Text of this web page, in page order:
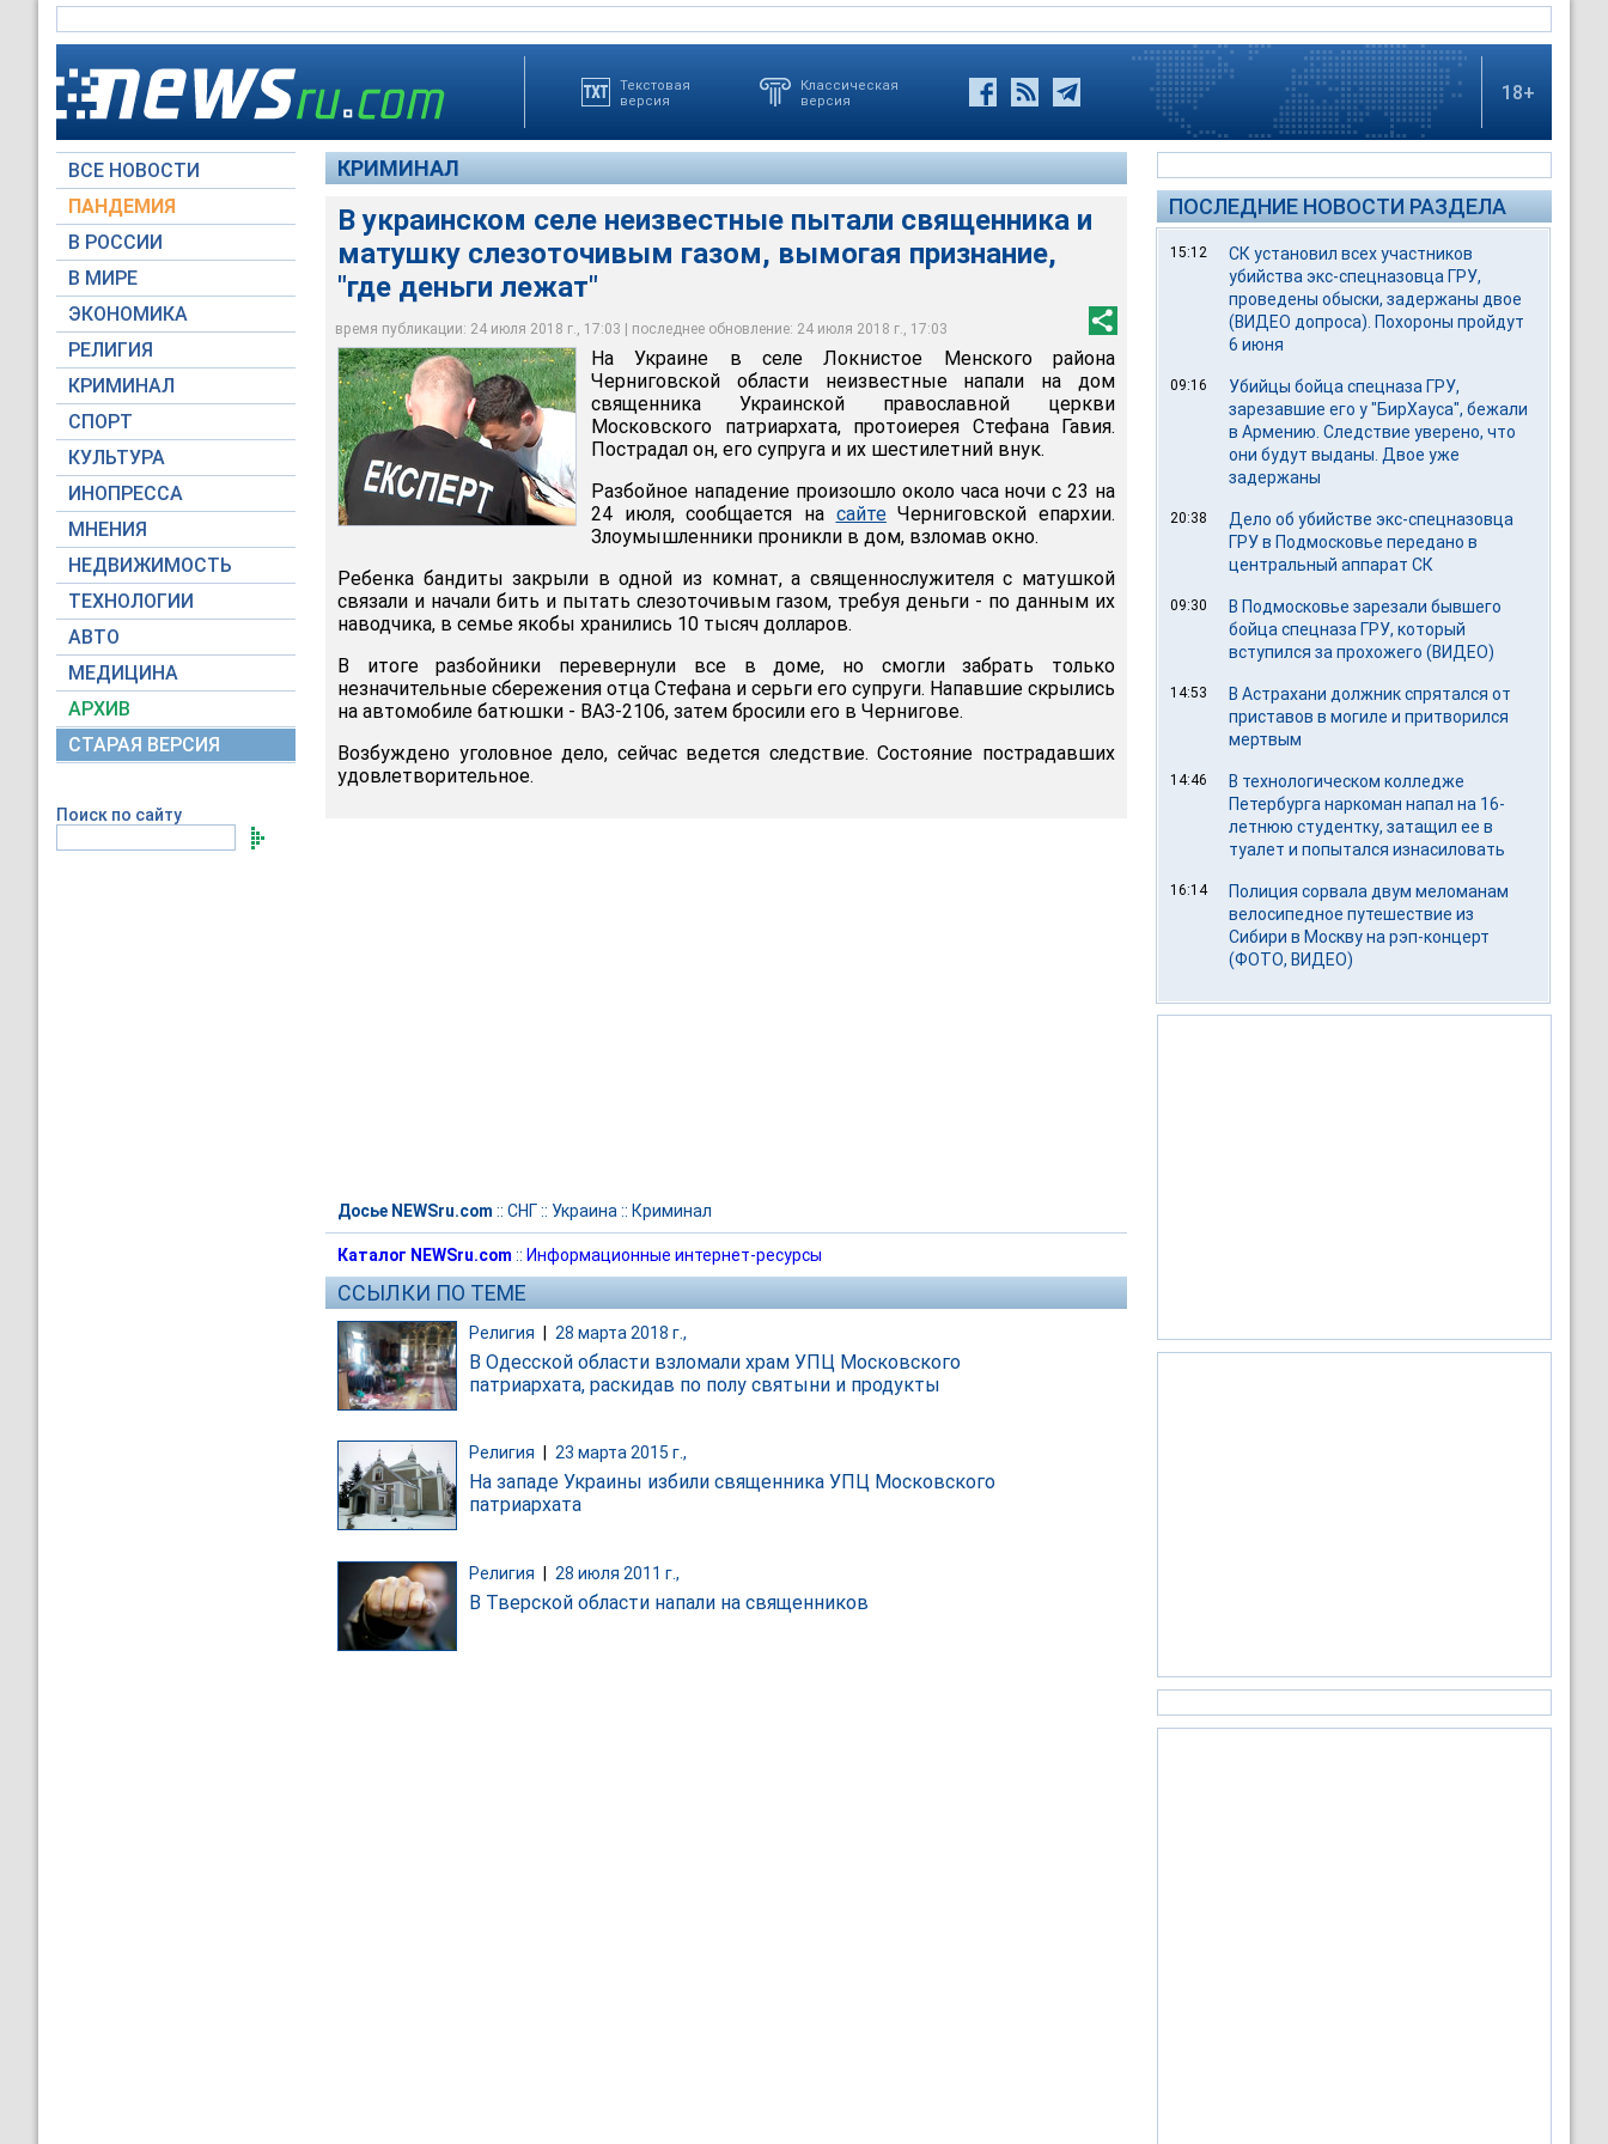
Текстовая
версия
Классическая
версия
18+
ВСЕ НОВОСТИ
ПАНДЕМИЯ
В РОССИИ
В МИРЕ
ЭКОНОМИКА
РЕЛИГИЯ
КРИМИНАЛ
СПОРТ
КУЛЬТУРА
ИНОПРЕССА
МНЕНИЯ
НЕДВИЖИМОСТЬ
ТЕХНОЛОГИИ
АВТО
МЕДИЦИНА
АРХИВ
СТАРАЯ ВЕРСИЯ
Поиск по сайту
КРИМИНАЛ
В украинском селе неизвестные пытали священника и
матушку слезоточивым газом, вымогая признание,
"где деньги лежат"
время публикации: 24 июля 2018 г., 17:03 | последнее обновление: 24 июля 2018 г., 17:03
В украинском селе неизвестные пытали священника и матушку слезоточивым газом,
вымогая признание, "где деньги лежат"
ГУНП в Чернігівській області / YouTube
На Украине в селе Локнистое Менского района
Черниговской области неизвестные напали на дом
священника Украинской православной церкви
Московского патриархата, протоиерея Стефана Гавия.
Пострадал он, его супруга и их шестилетний внук.
Разбойное нападение произошло около часа ночи с 23 на
24 июля, сообщается на сайтеЧерниговской епархии.
Злоумышленники проникли в дом, взломав окно.
Ребенка бандиты закрыли в одной из комнат, а священнослужителя с матушкой
связали и начали бить и пытать слезоточивым газом, требуя деньги - по данным их
наводчика, в семье якобы хранились 10 тысяч долларов.
В итоге разбойники перевернули все в доме, но смогли забрать только
незначительные сбережения отца Стефана и серьги его супруги. Напавшие скрылись
на автомобиле батюшки - ВАЗ-2106, затем бросили его в Чернигове.
Возбуждено уголовное дело, сейчас ведется следствие. Состояние пострадавших
удовлетворительное.
Досье NEWSru.com :: СНГ:: Украина :: Криминал
Каталог NEWSru.com :: Информационные интернет-ресурсы
ССЫЛКИ ПО ТЕМЕ
Религия 28 марта 2018 г.,
В Одесской области взломали храм УПЦ Московского
патриархата, раскидав по полу святыни и продукты
Религия 23 марта 2015 г.,
На западе Украины избили священника УПЦ Московского
патриархата
Религия | 28 июля 2011 г.,
В Тверской области напали на священников
ПОСЛЕДНИЕ НОВОСТИ РАЗДЕЛА
15:12
СК установил всех участников
убийства экс-спецназовца ГРУ,
проведены обыски, задержаны двое
(ВИДЕО допроса). Похороны пройдут
6 июня
09:16
Убийцы бойца спецназа ГРУ,
зарезавшие его у "БирХауса", бежали
в Армению. Следствие уверено, что
они будут выданы. Двое уже
задержаны
20:38
Дело об убийстве экс-спецназовца
ГРУ в Подмосковье передано в
центральный аппарат СК
09:30
В Подмосковье зарезали бывшего
бойца спецназа ГРУ, который
вступился за прохожего (ВИДЕО)
14:53
В Астрахани должник спрятался от
приставов в могиле и притворился
мертвым
14:46
В технологическом колледже
Петербурга наркоман напал на 16-
летнюю студентку, затащил ее в
туалет и попытался изнасиловать
16:14
Полиция сорвала двум меломанам
велосипедное путешествие из
Сибири в Москву на рэп-концерт
(ФОТО, ВИДЕО)